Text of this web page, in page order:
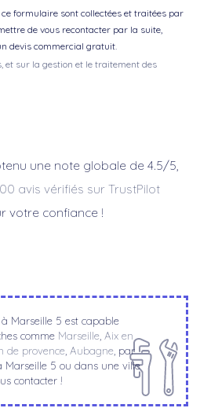
formulaire sont collectées et traitées par
de vous recontacter par la suite,
devis commercial gratuit.
et sur la gestion et le traitement des
une note globale de 4.5/5,
avis vérifiés sur TrustPilot
votre confiance !
Marseille 5 est capable
comme Marseille Aix en
de provence Aubagne , par
Marseille 5 ou dans une ville
contacter !